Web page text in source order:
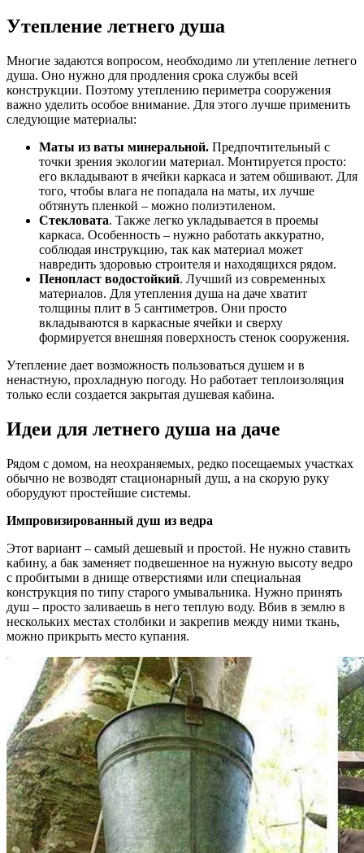
Утепление летнего душа
Многие задаются вопросом, необходимо ли утепление летнего
душа. Оно нужно для продления срока службы всей
конструкции. Поэтому утеплению периметра сооружения
важно уделить особое внимание. Для этого лучше применить
следующие материалы:
Маты из ваты минеральной. Предпочтительный с
точки зрения экологии материал. Монтируется просто:
его вкладывают в ячейки каркаса и затем обшивают. Для
того, чтобы влага не попадала на маты, их лучше
обтянуть пленкой – можно полиэтиленом.
Стекловата. Также легко укладывается в проемы
каркаса. Особенность – нужно работать аккуратно,
соблюдая инструкцию, так как материал может
навредить здоровью строителя и находящихся рядом.
Пенопласт водостойкий. Лучший из современных
материалов. Для утепления душа на даче хватит
толщины плит в 5 сантиметров. Они просто
вкладываются в каркасные ячейки и сверху
формируется внешняя поверхность стенок сооружения.
Утепление дает возможность пользоваться душем и в
ненастную, прохладную погоду. Но работает теплоизоляция
только если создается закрытая душевая кабина.
Идеи для летнего душа на даче
Рядом с домом, на неохраняемых, редко посещаемых участках
обычно не возводят стационарный душ, а на скорую руку
оборудуют простейшие системы.
Импровизированный душ из ведра
Этот вариант – самый дешевый и простой. Не нужно ставить
кабину, а бак заменяет подвешенное на нужную высоту ведро
с пробитыми в днище отверстиями или специальная
конструкция по типу старого умывальника. Нужно принять
душ – просто заливаешь в него теплую воду. Вбив в землю в
нескольких местах столбики и закрепив между ними ткань,
можно прикрыть место купания.